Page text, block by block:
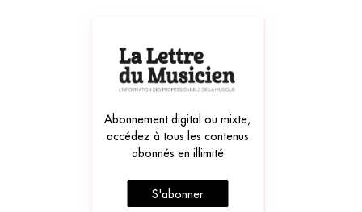
Abonnement digital ou mixte,
accédez à tous les contenus
abonnés en illimité
S'abonner